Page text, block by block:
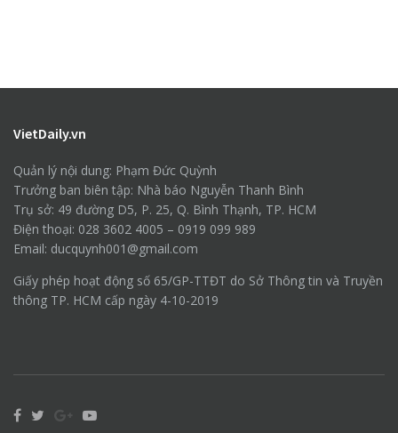
VietDaily.vn
Quản lý nội dung: Phạm Đức Quỳnh
Trưởng ban biên tập: Nhà báo Nguyễn Thanh Bình
Trụ sở: 49 đường D5, P. 25, Q. Bình Thạnh, TP. HCM
Điện thoại: 028 3602 4005 – 0919 099 989
Email: ducquynh001@gmail.com
Giấy phép hoạt động số 65/GP-TTĐT do Sở Thông tin và Truyền
thông TP. HCM cấp ngày 4-10-2019